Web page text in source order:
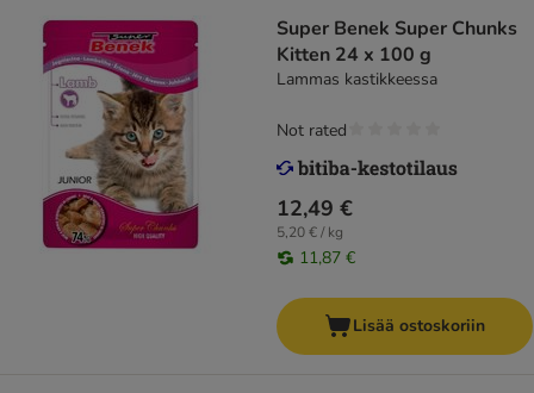
Super Benek Super Chunks
Kitten 24 x 100 g
Lammas kastikkeessa
12,49 €
5,20 € / kg
11,87 €
Not rated
Lisää ostoskoriin